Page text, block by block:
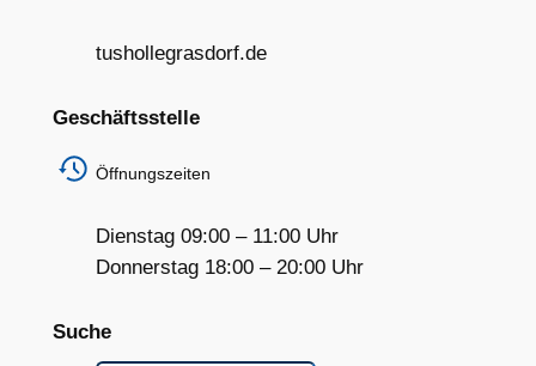
tushollegrasdorf.de
Geschäftsstelle
Öffnungszeiten
Dienstag 09:00 – 11:00 Uhr
Donnerstag 18:00 – 20:00 Uhr
Suche